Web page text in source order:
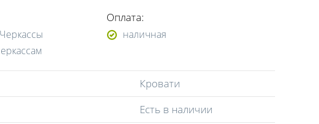
(0472) 73-10-83
(068) 964-08-47
(050) 655-11-50
(066) 455-12-77
Оплата:
наличная
Кровати
Есть в наличии